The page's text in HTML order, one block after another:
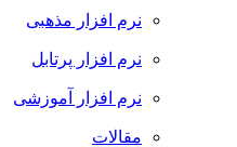
نرم افزار مذهبی
نرم افزار پرتابل
نرم افزار آموزشی
مقالات